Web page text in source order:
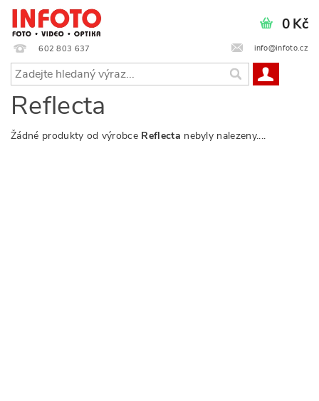
602 803 637 info@infoto.cz
0 Kč
Reflecta
Žádné produkty od výrobce Reflecta nebyly nalezeny....